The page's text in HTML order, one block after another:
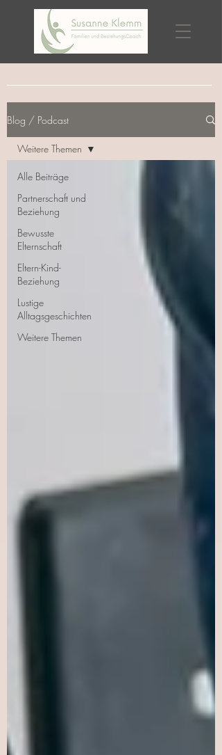
Blog / Podcast
Alle Beiträge
Partnerschaft und
Beziehung
Bewusste
Elternschaft
Eltern-Kind-
Beziehung
Lustige
Alltagsgeschichten
Weitere Themen
Weitere Themen